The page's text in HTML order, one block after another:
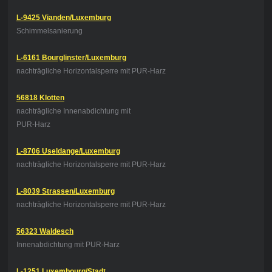
L-9425 Vianden/Luxemburg
Schimmelsanierung
L-6161 Bourglinster/Luxemburg
nachträgliche Horizontalsperre mit PUR-Harz
56818 Klotten
nachträgliche Innenabdichtung mit
PUR-Harz
L-8706 Useldange/Luxemburg
nachträgliche Horizontalsperre mit PUR-Harz
L-8039 Strassen/Luxemburg
nachträgliche Horizontalsperre mit PUR-Harz
56323 Waldesch
Innenabdichtung mit PUR-Harz